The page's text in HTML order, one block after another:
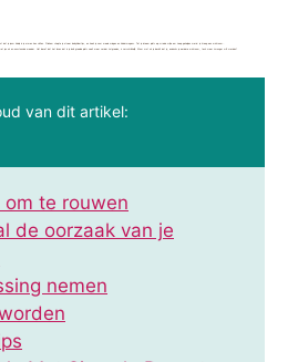
dat je jouw kindje in je armen kon sluiten. Stiekem shopte je al voor babykleertjes, en keek je naar mooie wiegen en kinderwagens. Tot je droom plots op wrede wijze om zeep geholpen werd: je kreeg een miskraam…
jou als ex-aanstaande moeder. Het besef dat het leven dat in je buik groeide plots nooit meer verder zal groeien, is verschrikkelijk. Maar wat als je besluit dat je, ondanks je eerdere miskraam, toch weer zwanger wilt worden?
van dit artikel:
te rouwen
de oorzaak van je
nemen